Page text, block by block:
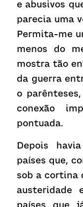
e abusivos
parecia uma
Permita-me
menos do
mostra tão
da guerra
o
conexão
pontuada.
Depois
países que,
sob a cortina
austeridade
países que